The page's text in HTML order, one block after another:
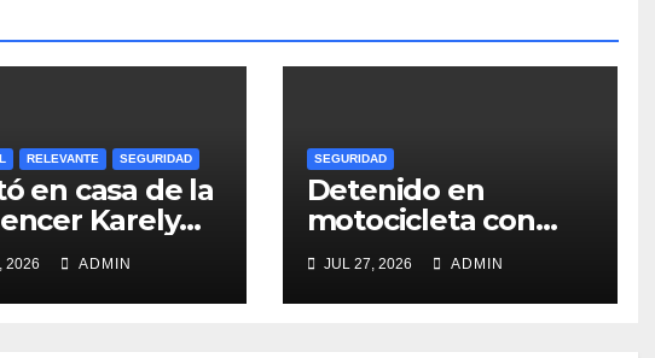
RELEVANTE SEGURIDAD
en casa de la
Karely
2026 ADMIN
SEGURIDAD
Detenido en
motocicleta con
reporte de robo
JUL 27, 2026 ADMIN